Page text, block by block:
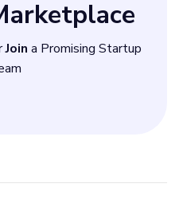
Join a Promising Startup